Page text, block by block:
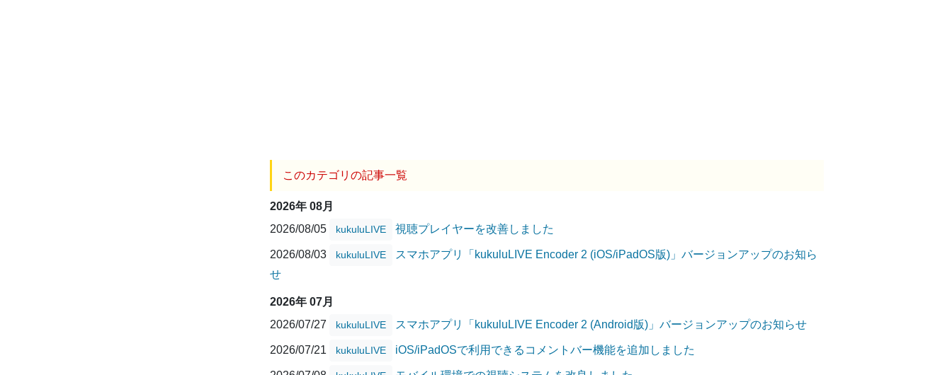
このカテゴリの記事一覧
2026年 08月
2026/08/05
kukuluLIVE 視聴プレイヤーを改善しました
2026/08/03 kukuluLIVE
スマホアプリ「kukuluLIVE Encoder 2 (iOS/iPadOS版)」バージョンアップのお知ら
せ
2026年 07月
2026/07/27
kukuluLIVE スマホアプリ「kukuluLIVE Encoder 2 (Android版)」バージョンアップのお知らせ
2026/07/21 kukuluLIVE iOS/iPadOSで利用できるコメントバー機能を追加しました